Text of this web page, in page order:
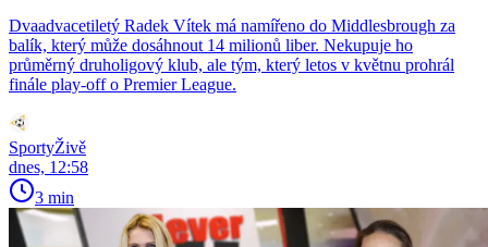
Dvaadvacetiletý Radek Vítek má namířeno do Middlesbrough za
balík, který může dosáhnout 14 milionů liber. Nekupuje ho
průměrný druholigový klub, ale tým, který letos v květnu prohrál
finále play-off o Premier League.
SportyŽivě
dnes, 12:58
3 min